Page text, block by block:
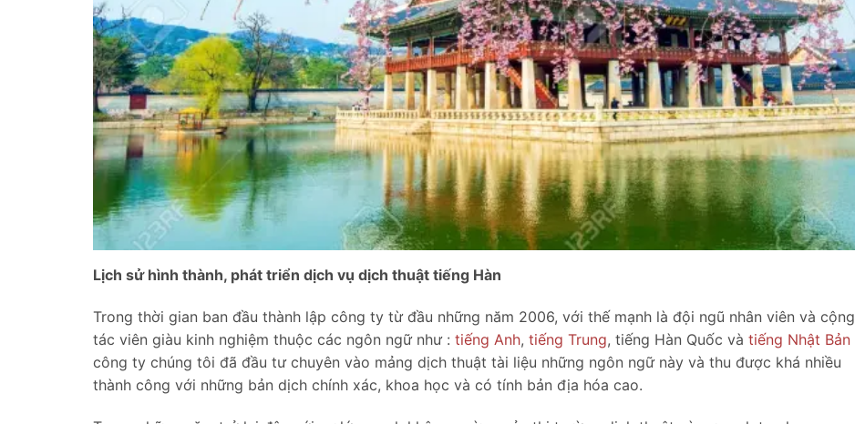
Lịch sử hình thành, phát triển dịch vụ dịch thuật tiếng Hàn
Trong thời gian ban đầu thành lập công ty từ đầu những năm 2006, với thế mạnh là đội ngũ nhân viên và cộng
tác viên giàu kinh nghiệm thuộc các ngôn ngữ như : tiếng Anh, tiếng Trung, tiếng Hàn Quốc và tiếng Nhật Bản
công ty chúng tôi đã đầu tư chuyên vào mảng dịch thuật tài liệu những ngôn ngữ này và thu được khá nhiều
thành công với những bản dịch chính xác, khoa học và có tính bản địa hóa cao.